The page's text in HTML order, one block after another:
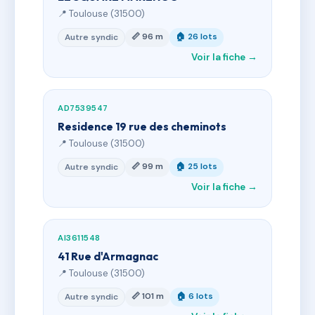
📍 Toulouse (31500)
Autre syndic 📏 96 m 🏠 26 lots
Voir la fiche →
AD7539547
Residence 19 rue des cheminots
📍 Toulouse (31500)
Autre syndic 📏 99 m 🏠 25 lots
Voir la fiche →
AI3611548
41 Rue d'Armagnac
📍 Toulouse (31500)
Autre syndic 📏 101 m 🏠 6 lots